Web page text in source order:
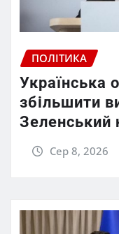
ПОЛІТИКА
Українська
збільшити
Зеленський
Сер 8, 2026